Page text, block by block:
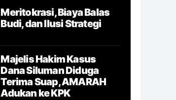
Meritokrasi, Biaya Balas
Budi, dan Ilusi Strategi
Majelis Hakim Kasus
Dana Siluman Diduga
Terima Suap, AMARAH
Adukan ke KPK